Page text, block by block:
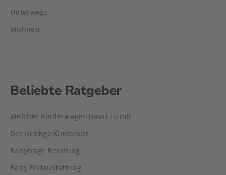
Unterwegs
Wohnen
Beliebte Ratgeber
Welcher Kinderwagen passt zu mir
Der richtige Kindersitz
Babytrage Beratung
Baby Erstaustattung